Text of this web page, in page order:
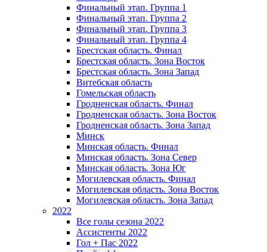
Финальный этап. Группа 1
Финальный этап. Группа 2
Финальный этап. Группа 3
Финальный этап. Группа 4
Брестская область. Финал
Брестская область. Зона Восток
Брестская область. Зона Запад
Витебская область
Гомельская область
Гродненская область. Финал
Гродненская область. Зона Восток
Гродненская область. Зона Запад
Минск
Минская область. Финал
Минская область. Зона Север
Минская область. Зона Юг
Могилевская область. Финал
Могилевская область. Зона Восток
Могилевская область. Зона Запад
2022
Все голы сезона 2022
Ассистенты 2022
Гол + Пас 2022